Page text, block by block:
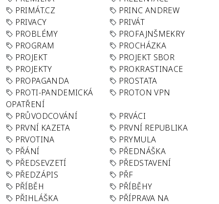
PRIMÁT.CZ
PRINC ANDREW
PRIVACY
PRIVÁT
PROBLÉMY
PROFAJNŠMEKRY
PROGRAM
PROCHÁZKA
PROJEKT
PROJEKT SBOR
PROJEKTY
PROKRASTINACE
PROPAGANDA
PROSTATA
PROTI-PANDEMICKÁ
OPATŘENÍ
PROTON VPN
PRŮVODCOVÁNÍ
PRVÁCI
PRVNÍ KAZETA
PRVNÍ REPUBLIKA
PRVOTINA
PRYMULA
PŘÁNÍ
PŘEDNÁŠKA
PŘEDSEVZETÍ
PŘEDSTAVENÍ
PŘEDZÁPIS
PŘF
PŘÍBĚH
PŘÍBĚHY
PŘIHLÁŠKA
PŘÍPRAVA NA